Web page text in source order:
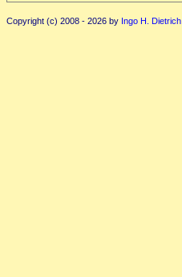
Copyright (c) 2008 - 2026 by Ingo H. Dietrich